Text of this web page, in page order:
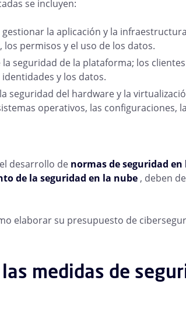
se incluyen:
gestionar la aplicación y la
permisos y el uso de los datos.
la seguridad de la plataforma; los
y los datos.
seguridad del hardware y la
operativos, las configuraciones,
desarrollo de normas de seguridad en
de la seguridad en la nube, deben
elaborar su presupuesto de
medidas de